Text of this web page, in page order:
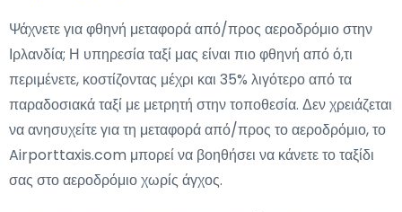
Ψάχνετε για φθηνή μεταφορά από/προς αεροδρόμιο στην
Ιρλανδία; Η υπηρεσία ταξί μας είναι πιο φθηνή από ό,τι
περιμένετε, κοστίζοντας μέχρι και 35% λιγότερο από τα
παραδοσιακά ταξί με μετρητή στην τοποθεσία. Δεν χρειάζεται
να ανησυχείτε για τη μεταφορά από/προς το αεροδρόμιο, το
Airporttaxis.com μπορεί να βοηθήσει να κάνετε το ταξίδι
σας στο αεροδρόμιο χωρίς άγχος.